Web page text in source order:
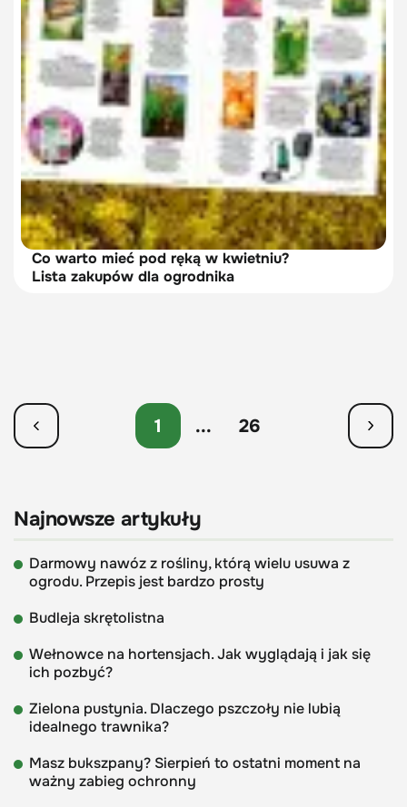
Co warto mieć pod ręką w kwietniu?
Lista zakupów dla ogrodnika
1 ... 26
Najnowsze artykuły
Darmowy nawóz z rośliny, którą wielu usuwa z
ogrodu. Przepis jest bardzo prosty
Budleja skrętolistna
Wełnowce na hortensjach. Jak wyglądają i jak się
ich pozbyć?
Zielona pustynia. Dlaczego pszczoły nie lubią
idealnego trawnika?
Masz bukszpany? Sierpień to ostatni moment na
ważny zabieg ochronny